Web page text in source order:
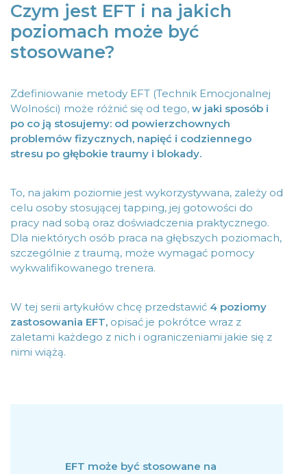
Czym jest EFT i na jakich
poziomach może być
stosowane?
Zdefiniowanie metody EFT (Technik Emocjonalnej
Wolności) może różnić się od tego, w jaki sposób i
po co ją stosujemy: od powierzchownych
problemów fizycznych, napięć i codziennego
stresu po głębokie traumy i blokady.
To, na jakim poziomie jest wykorzystywana, zależy od
celu osoby stosującej tapping, jej gotowości do
pracy nad sobą oraz doświadczenia praktycznego.
Dla niektórych osób praca na głębszych poziomach,
szczególnie z traumą, może wymagać pomocy
wykwalifikowanego trenera.
W tej serii artykułów chcę przedstawić 4 poziomy
zastosowania EFT, opisać je pokrótce wraz z
zaletami każdego z nich i ograniczeniami jakie się z
nimi wiążą.
EFT może być stosowane na